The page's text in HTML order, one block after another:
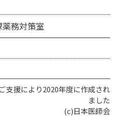
務対策室
支援により2020年度に作成され
ました
(c)日本医師会